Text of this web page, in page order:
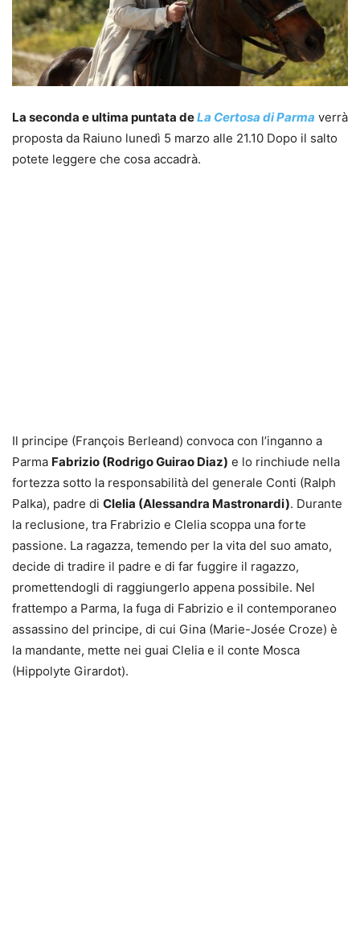
La seconda e ultima puntata deLa Certosa di Parma verrà
proposta da Raiuno lunedì 5 marzo alle 21.10 Dopo il salto
potete leggere che cosa accadrà.
Il principe (François Berleand) convoca con l’inganno a
Parma Fabrizio (Rodrigo Guirao Diaz) e lo rinchiude nella
fortezza sotto la responsabilità del generale Conti (Ralph
Palka), padre di Clelia (Alessandra Mastronardi). Durante
la reclusione, tra Frabrizio e Clelia scoppa una forte
passione. La ragazza, temendo per la vita del suo amato,
decide di tradire il padre e di far fuggire il ragazzo,
promettendogli di raggiungerlo appena possibile. Nel
frattempo a Parma, la fuga di Fabrizio e il contemporaneo
assassino del principe, di cui Gina (Marie-Josée Croze) è
la mandante, mette nei guai Clelia e il conte Mosca
(Hippolyte Girardot).